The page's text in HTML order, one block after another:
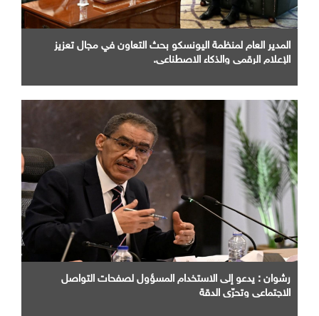
المدير العام لمنظمة اليونسكو بحث التعاون في مجال تعزيز
الإعلام الرقمي والذكاء الاصطناعي.
رشوان : يدعو إلى الاستخدام المسؤول لصفحات التواصل
الاجتماعي وتحرّي الدقة